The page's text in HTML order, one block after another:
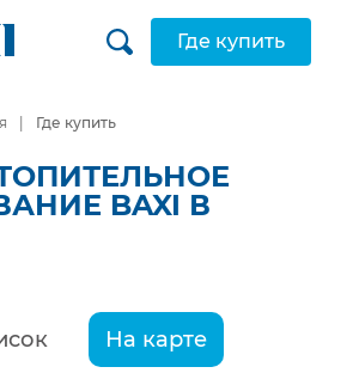
Где купить
Где купить
BAXI В
На карте